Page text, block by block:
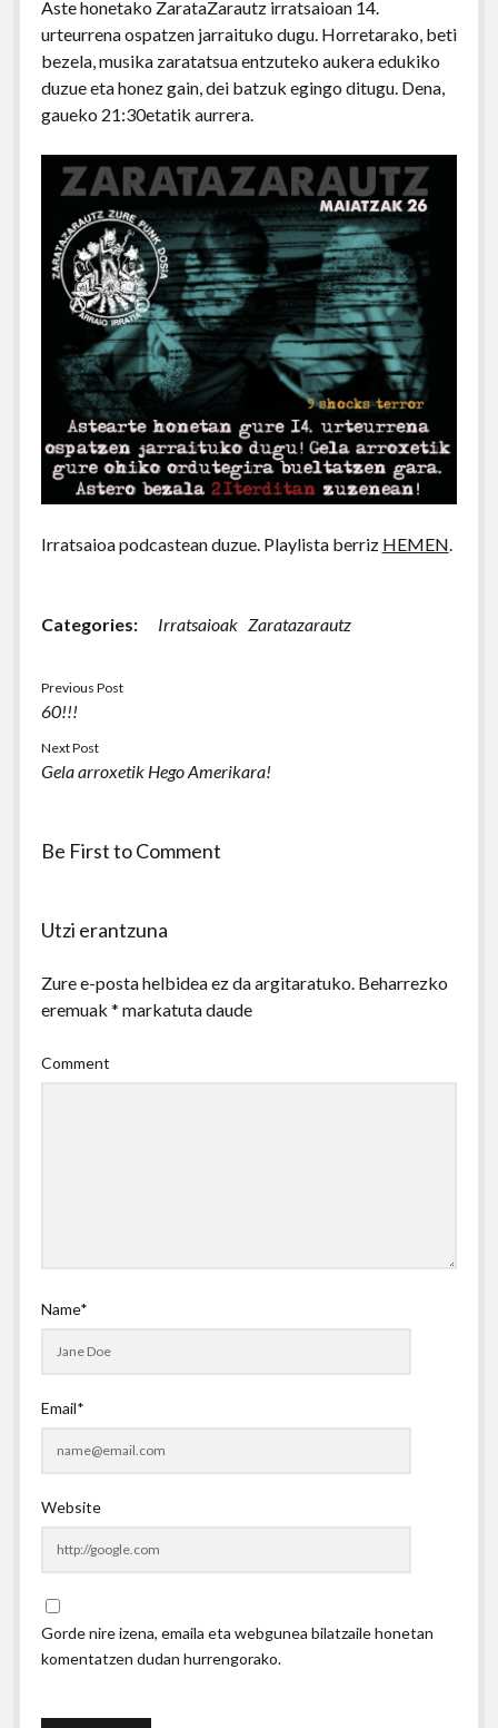
Aste honetako ZarataZarautz irratsaioan 14.
urteurrena ospatzen jarraituko dugu. Horretarako, beti
bezela, musika zaratatsua entzuteko aukera edukiko
duzue eta honez gain, dei batzuk egingo ditugu. Dena,
gaueko 21:30etatik aurrera.
Irratsaioa podcastean duzue. Playlista berriz HEMEN
Categories: Irratsaioak Zaratazarautz
Previous Post
60!!!
Next Post
Gela arroxetik Hego Amerikara!
Be First to Comment
Utzi erantzuna
Zure e-posta helbidea ez da argitaratuko. Beharrezko
eremuak * markatuta daude
Comment
Name*
Email*
Website
Gorde nire izena, emaila eta webgunea bilatzaile honetan
komentatzen dudan hurrengorako.